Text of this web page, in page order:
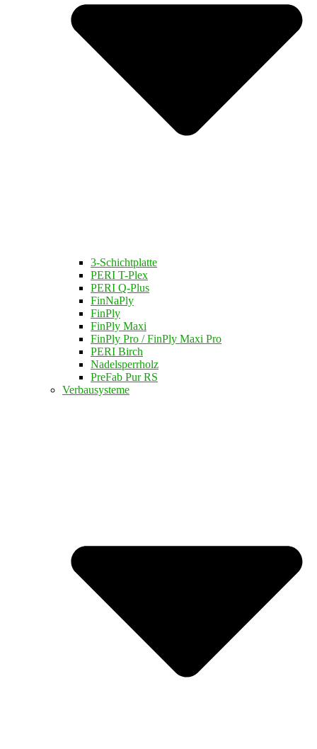
3-Schichtplatte
PERI T-Plex
PERI Q-Plus
FinNaPly
FinPly
FinPly Maxi
FinPly Pro / FinPly Maxi Pro
PERI Birch
Nadelsperrholz
PreFab Pur RS
Verbausysteme